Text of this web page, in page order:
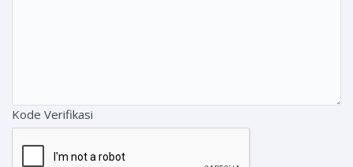
Kode Verifikasi